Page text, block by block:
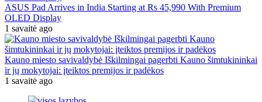
ASUS Pad Arrives in India Starting at Rs 45,990 With Premium
OLED Display
1 savaitė ago
Kauno miesto savivaldybė Iškilmingai pagerbti Kauno šimtukininkai
ir jų mokytojai: įteiktos premijos ir padėkos
1 savaitė ago